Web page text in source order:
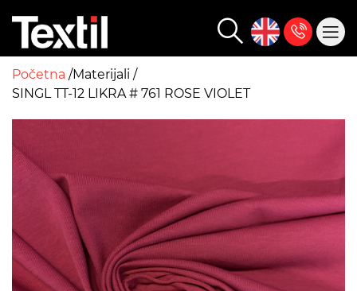
Početna Materijali
SINGL TT-12 LIKRA # 761 ROSE VIOLET